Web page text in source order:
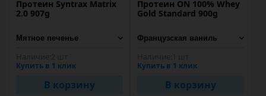
Протеин Syntrax Matrix
2.0 907g
Купить в 1 клик
В корзину
Протеин ON 100% Whey
Gold Standard 900g
Купить в 1 клик
В корзину